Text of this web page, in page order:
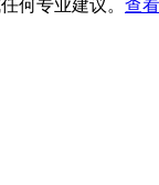
何专业建议。 查